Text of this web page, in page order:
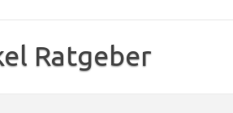
Ratgeber